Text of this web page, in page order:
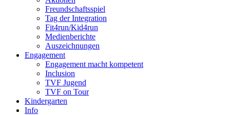
Freundschaftsspiel
Tag der Integration
Fit4run/Kid4run
Medienberichte
Auszeichnungen
Engagement
Engagement macht kompetent
Inclusion
TVF Jugend
TVF on Tour
Kindergarten
Info